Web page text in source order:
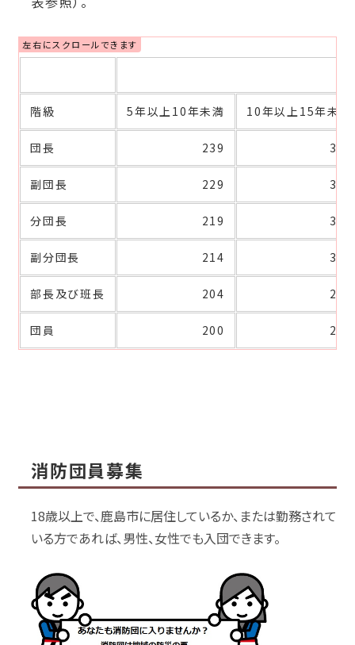
階級 5年以上10年未満 10年以上15年未満
団長 239 344
副団長 229 329
分団長 219 318
副分団長 214 303
部長及び班長 204 283
団員 200 264
消防団員募集
18歳以上で、鹿島市に居住しているか、または勤務されて
いる方であれば、男性、女性でも入団できます。